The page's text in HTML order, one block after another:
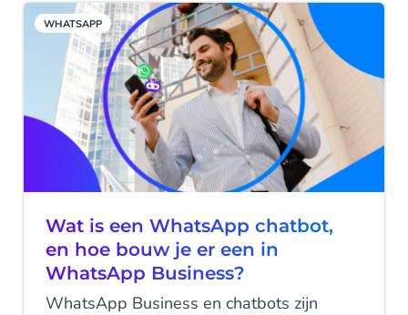
de toenemende inkomende vragen via
WhatsApp? In deze blog bespreken we
waarom WhatsApp Business voordelig is
voor de klantenservice en hoe je
inkomende berichten efficiënt kunt
afhandelen met de Mobile Service Cloud
van CM.com.
WHATSAPP
Wat is een WhatsApp chatbot,
en hoe bouw je er een in
WhatsApp Business?
WhatsApp Business en chatbots zijn